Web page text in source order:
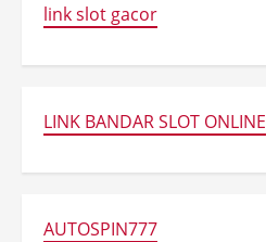
link slot gacor
LINK BANDAR SLOT ONLINE
AUTOSPIN777